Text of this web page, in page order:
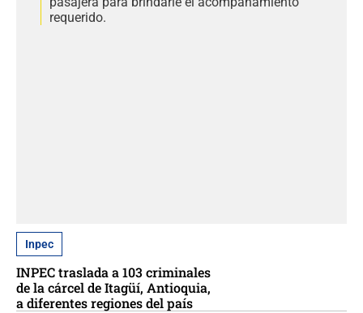
requerido.
Inpec
INPEC traslada a 103 criminales
de la cárcel de Itagüí, Antioquia,
a diferentes regiones del país